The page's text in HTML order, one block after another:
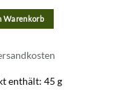
Warenkorb
enthält: 45 g